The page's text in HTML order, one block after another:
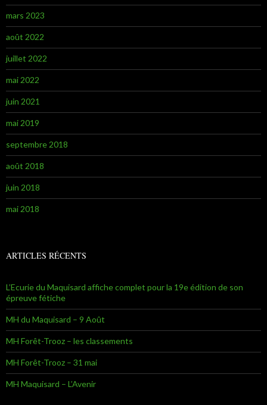
mars 2023
août 2022
juillet 2022
mai 2022
juin 2021
mai 2019
septembre 2018
août 2018
juin 2018
mai 2018
ARTICLES RÉCENTS
L’Ecurie du Maquisard affiche complet pour la 19e édition de son
épreuve fétiche
MH du Maquisard – 9 Août
MH Forêt-Trooz – les classements
MH Forêt-Trooz – 31 mai
MH Maquisard – L’Avenir